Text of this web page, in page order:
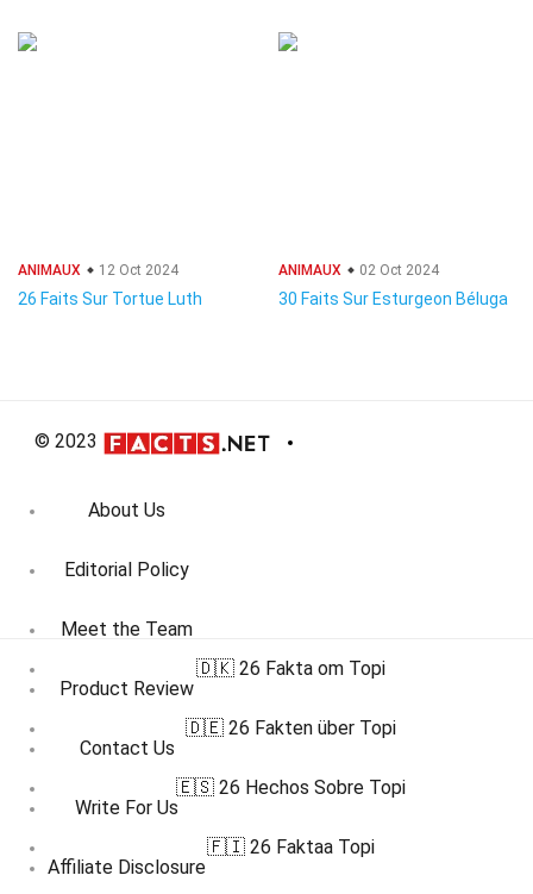
ANIMAUX 12 Oct 2024
26 Faits Sur Tortue Luth
ANIMAUX 02 Oct 2024
30 Faits Sur Esturgeon Béluga
© 2023
About Us
Editorial Policy
Meet the Team
Product Review
Contact Us
Write For Us
Affiliate Disclosure
🇩🇰 26 Fakta om Topi
🇩🇪 26 Fakten über Topi
🇪🇸 26 Hechos Sobre Topi
🇫🇮 26 Faktaa Topi